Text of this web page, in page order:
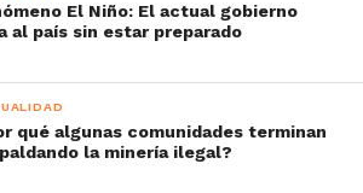
El Niño: El actual gobierno
al país sin estar preparado
qué algunas comunidades terminan
la minería ilegal?